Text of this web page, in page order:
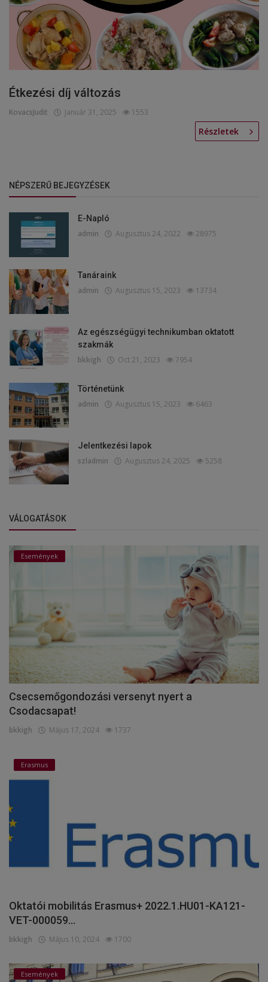
Étkezési díj változás
KovacsJudit Január 31, 2025 1553
Részletek
NÉPSZERŰ BEJEGYZÉSEK
E-Napló
admin Augusztus 24, 2022 28975
Tanáraink
admin Augusztus 15, 2023 13734
Az egészségügyi technikumban oktatott
szakmák
bkkigh Oct 21, 2023 7954
Történetünk
admin Augusztus 15, 2023 6463
Jelentkezési lapok
szladmin Augusztus 24, 2025 5258
VÁLOGATÁSOK
Események
Csecsemőgondozási versenyt nyert a
Csodacsapat!
bkkigh Május 17, 2024 1737
Erasmus
Oktatói mobilitás Erasmus+ 2022.1.HU01-KA121-
VET-000059...
bkkigh Május 10, 2024 1700
Események